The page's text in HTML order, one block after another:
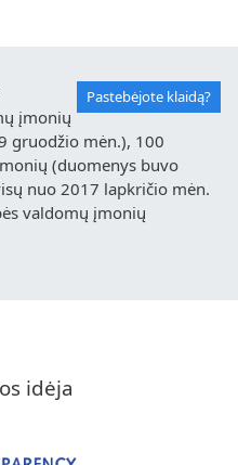
Pastebėjote klaidą?
įmonių
gruodžio mėn.), 100
(duomenys buvo
nuo 2017 lapkričio mėn.
valdomų įmonių
idėja